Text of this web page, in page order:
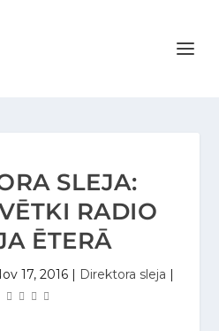
SLEJA:
RADIO
ĒTERĀ
17, 2016| Direktora sleja |